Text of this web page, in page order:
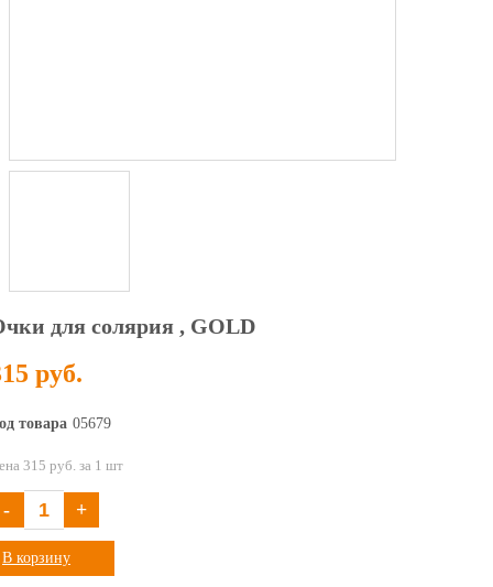
для солярия , GOLD
руб.
товара 05679
315 руб. за 1 шт
- +
В корзину